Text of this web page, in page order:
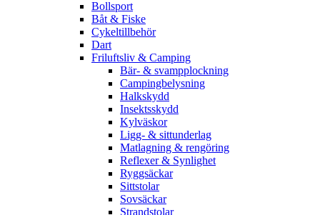
Bollsport
Båt & Fiske
Cykeltillbehör
Dart
Friluftsliv & Camping
Bär- & svampplockning
Campingbelysning
Halkskydd
Insektsskydd
Kylväskor
Ligg- & sittunderlag
Matlagning & rengöring
Reflexer & Synlighet
Ryggsäckar
Sittstolar
Sovsäckar
Strandstolar